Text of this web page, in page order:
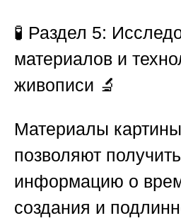
🧪 Раздел 5:
материалов и
живописи 🔬
Материалы
позволяют
информацию о
создания и